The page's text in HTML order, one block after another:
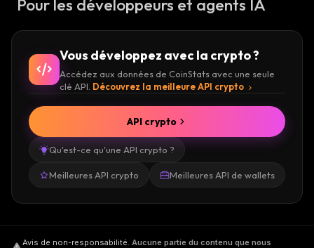
Pour les développeurs et agents IA
Vous développez avec la crypto ?
Accédez aux données de CoinStats avec une seule
clé API. Découvrez la meilleure API crypto
Qu'est-ce qu'une API crypto ?
Meilleures API crypto Meilleures API de wallets
API crypto
Avis de non-responsabilité. Aucune partie du contenu que nous